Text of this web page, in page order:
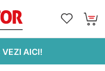
AICI!